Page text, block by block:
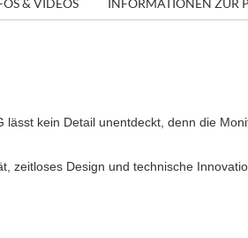
& VIDEOS INFORMATIONEN ZUR
kein Detail unentdeckt, denn die
zeitloses Design und technische